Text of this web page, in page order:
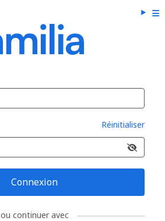
Réinitialiser
Connexion
ou continuer avec